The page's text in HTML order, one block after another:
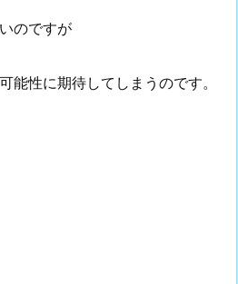
のですが
能性に期待してしまうのです。